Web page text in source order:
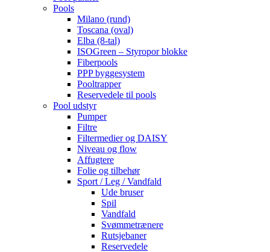
Pools
Milano (rund)
Toscana (oval)
Elba (8-tal)
ISOGreen – Styropor blokke
Fiberpools
PPP byggesystem
Pooltrapper
Reservedele til pools
Pool udstyr
Pumper
Filtre
Filtermedier og DAISY
Niveau og flow
Affugtere
Folie og tilbehør
Sport / Leg / Vandfald
Ude bruser
Spil
Vandfald
Svømmetrænere
Rutsjebaner
Reservedele